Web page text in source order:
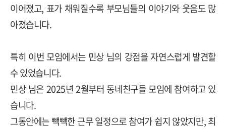
이어졌고, 표가 채워질수록 부모님들의 이야기와 웃음도 많
아졌습니다.
특히 이번 모임에서는 민상 님의 강점을 자연스럽게 발견할
수 있었습니다.
민상 님은 2025년 2월부터 동네친구들 모임에 참여하고 있
습니다.
그동안에는 빽빽한 근무 일정으로 참여가 쉽지 않았지만, 최